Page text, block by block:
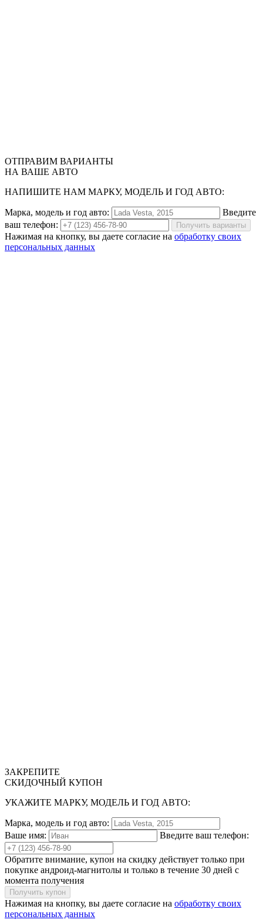
ОТПРАВИМ ВАРИАНТЫ
НА ВАШЕ АВТО
НАПИШИТЕ НАМ МАРКУ, МОДЕЛЬ И ГОД АВТО:
Марка, модель и год авто:
Введите
ваш телефон:
Получить варианты
Нажимая на кнопку, вы даете согласие на обработку своих
персональных данных
ЗАКРЕПИТЕ
СКИДОЧНЫЙ КУПОН
УКАЖИТЕ МАРКУ, МОДЕЛЬ И ГОД АВТО:
Марка, модель и год авто:
Ваше имя:
Введите ваш телефон:
Обратите внимание, купон на скидку действует только при
покупке андроид-магнитолы и только в течение 30 дней с
момента получения
Получить купон
Нажимая на кнопку, вы даете согласие на обработку своих
персональных данных